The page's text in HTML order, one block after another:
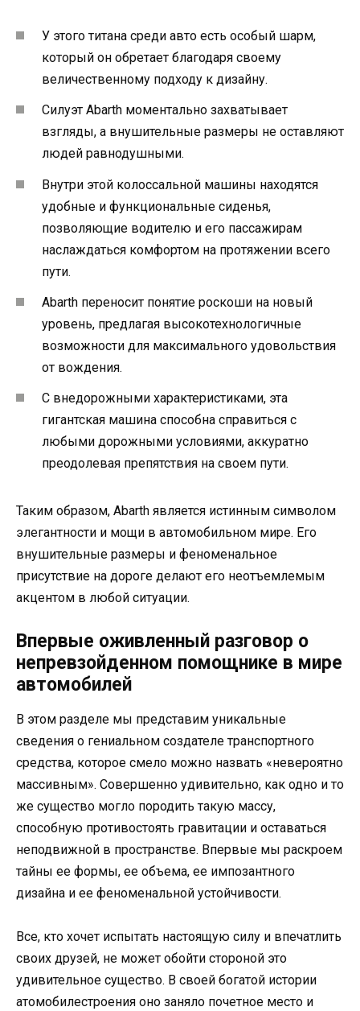
У этого титана среди авто есть особый шарм,
который он обретает благодаря своему
величественному подходу к дизайну.
Силуэт Abarth моментально захватывает
взгляды, а внушительные размеры не оставляют
людей равнодушными.
Внутри этой колоссальной машины находятся
удобные и функциональные сиденья,
позволяющие водителю и его пассажирам
наслаждаться комфортом на протяжении всего
пути.
Abarth переносит понятие роскоши на новый
уровень, предлагая высокотехнологичные
возможности для максимального удовольствия
от вождения.
С внедорожными характеристиками, эта
гигантская машина способна справиться с
любыми дорожными условиями, аккуратно
преодолевая препятствия на своем пути.
Таким образом, Abarth является истинным символом
элегантности и мощи в автомобильном мире. Его
внушительные размеры и феноменальное
присутствие на дороге делают его неотъемлемым
акцентом в любой ситуации.
Впервые оживленный разговор о
непревзойденном помощнике в мире
автомобилей
В этом разделе мы представим уникальные
сведения о гениальном создателе транспортного
средства, которое смело можно назвать «невероятно
массивным». Совершенно удивительно, как одно и то
же существо могло породить такую массу,
способную противостоять гравитации и оставаться
неподвижной в пространстве. Впервые мы раскроем
тайны ее формы, ее объема, ее импозантного
дизайна и ее феноменальной устойчивости.
Все, кто хочет испытать настоящую силу и впечатлить
своих друзей, не может обойти стороной это
удивительное существо. В своей богатой истории
атомобилестроения оно заняло почетное место и